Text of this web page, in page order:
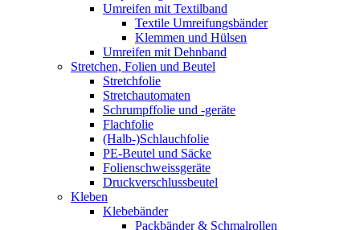
Umreifen mit Textilband
Textile Umreifungsbänder
Klemmen und Hülsen
Umreifen mit Dehnband
Stretchen, Folien und Beutel
Stretchfolie
Stretchautomaten
Schrumpffolie und -geräte
Flachfolie
(Halb-)Schlauchfolie
PE-Beutel und Säcke
Folienschweissgeräte
Druckverschlussbeutel
Kleben
Klebebänder
Packbänder & Schmalrollen